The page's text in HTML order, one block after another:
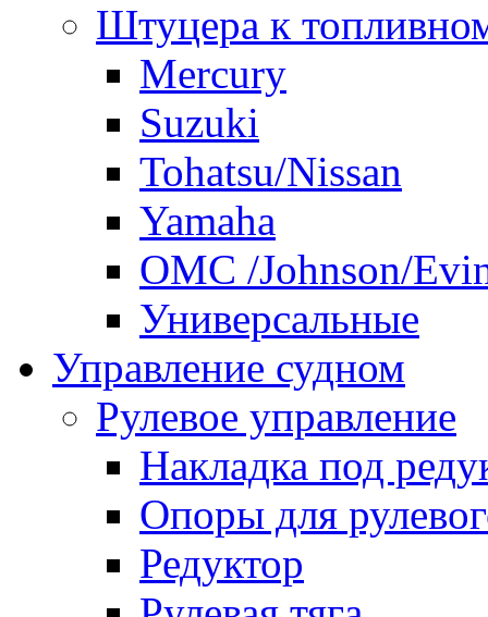
Штуцера к
Mercury
Suzuki
Tohatsu/Nissan
Yamaha
ОМС /Johnson/
Универсальные
Управление судном
Рулевое управление
Накладка под
Опоры для
Редуктор